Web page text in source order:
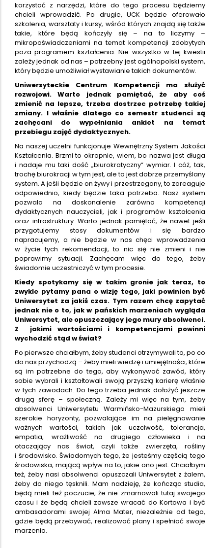
korzystać z narzędzi, które do tego procesu będziemy
chcieli wprowadzić. Po drugie, UCK będzie oferowało
szkolenia, warsztaty i kursy, wśród których znajdą się także
takie, które będą kończyły się – na to liczymy –
mikropoświadczeniami na temat kompetencji zdobytych
poza programem kształcenia. Nie wszystko w tej kwestii
zależy jednak od nas – potrzebny jest ogólnopolski system,
który będzie umożliwiał wystawianie takich dokumentów.
Uniwersyteckie Centrum Kompetencji ma służyć
rozwojowi. Warto jednak pamiętać, że aby coś
zmienić na lepsze, trzeba dostrzec potrzebę takiej
zmiany. I właśnie dlatego co semestr studenci są
zachęcani do wypełniania ankiet na temat
przebiegu zajęć dydaktycznych.
Na naszej uczelni funkcjonuje Wewnętrzny System Jakości
Kształcenia. Brzmi to okropnie, wiem, bo nazwa jest długa
i nadaje mu taki dość „biurokratyczny” wymiar. I cóż, tak,
trochę biurokracji w tym jest, ale to jest dobrze przemyślany
system. A jeśli będzie on żywy i przestrzegany, to zareaguje
odpowiednio, kiedy będzie taka potrzeba. Nasz system
pozwala na doskonalenie zarówno kompetencji
dydaktycznych nauczycieli, jak i programów kształcenia
oraz infrastruktury. Warto jednak pamiętać, że nawet jeśli
przygotujemy stosy dokumentów i się bardzo
napracujemy, a nie będzie w nas chęci wprowadzenia
w życie tych rekomendacji, to nic się nie zmieni i nie
poprawimy sytuacji. Zachęcam więc do tego, żeby
świadomie uczestniczyć w tym procesie.
Kiedy spotykamy się w takim gronie jak teraz, to
zwykle pytamy pana o wizję tego, jaki powinien być
Uniwersytet za jakiś czas. Tym razem chcę zapytać
jednak nie o to, jak w pańskich marzeniach wygląda
Uniwersytet, ale opuszczający jego mury absolwenci.
Z jakimi wartościami i kompetencjami powinni
wychodzić stąd w świat?
Po pierwsze chciałbym, żeby studenci otrzymywali to, po co
do nas przychodzą – żeby mieli wiedzę i umiejętności, które
są im potrzebne do tego, aby wykonywać zawód, który
sobie wybrali i kształtowali swoją przyszłą karierę właśnie
w tych zawodach. Do tego trzeba jednak dołożyć jeszcze
drugą sferę – społeczną. Zależy mi więc na tym, żeby
absolwenci Uniwersytetu Warmińsko-Mazurskiego mieli
szerokie horyzonty, pozwalające im na pielęgnowanie
ważnych wartości, takich jak uczciwość, tolerancja,
empatia, wrażliwość na drugiego człowieka i na
otaczający nas świat, czyli także zwierzęta, rośliny
i środowisko. Świadomych tego, że jesteśmy częścią tego
środowiska, mającą wpływ na to, jakie ono jest. Chciałbym
też, żeby nasi absolwenci opuszczali Uniwersytet z żalem,
żeby do niego tęsknili. Mam nadzieję, że kończąc studia,
będą mieli też poczucie, że nie zmarnowali tutaj swojego
czasu i że będą chcieli zawsze wracać do Kortowa i być
ambasadorami swojej Alma Mater, niezależnie od tego,
gdzie będą przebywać, realizować plany i spełniać swoje
marzenia.